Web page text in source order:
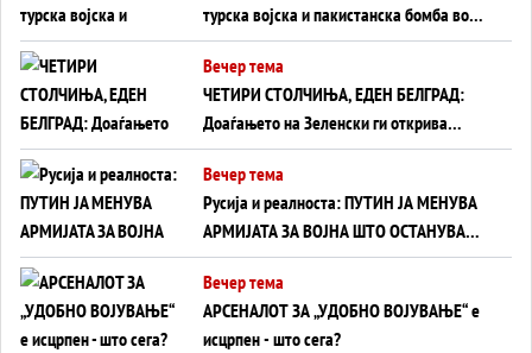
турска војска и пакистанска бомба во
служба на Америка - или ќе стане
сувишна?
Вечер тема
ЧЕТИРИ СТОЛЧИЊА, ЕДЕН БЕЛГРАД:
Доаѓањето на Зеленски ги открива
тајните на политиката на балансирање
на Вучиќ
Вечер тема
Русија и реалноста: ПУТИН ЈА МЕНУВА
АРМИЈАТА ЗА ВОЈНА ШТО ОСТАНУВА
БЕЗ ФРОНТ
Вечер тема
АРСЕНАЛОТ ЗА „УДОБНО ВОЈУВАЊЕ“ е
исцрпен - што сега?